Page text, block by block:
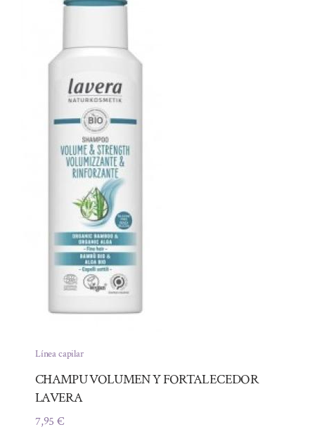
Línea capilar
CHAMPU VOLUMEN Y FORTALECEDOR
LAVERA
7,95€